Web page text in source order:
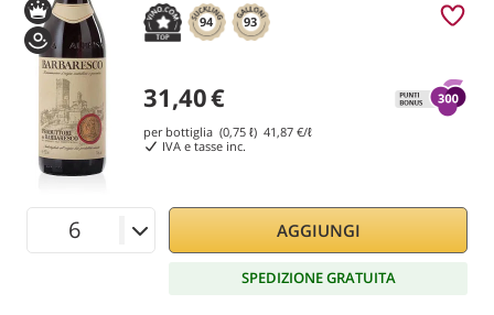
94 93
31,40€
per bottiglia (0,75 ℓ) 41,87 €/ℓ
IVA e tasse inc.
AGGIUNGI
SPEDIZIONE GRATUITA